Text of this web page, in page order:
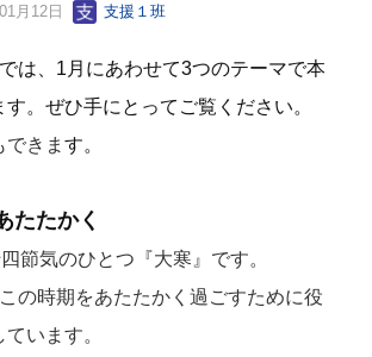
月12日 支援１班
は、1月にあわせて3つのテーマで本
。ぜひ手にとってご覧ください。
できま す。
たたかく
節気のひとつ『大寒』です。
の時期をあたたかく過ごすために役
います。